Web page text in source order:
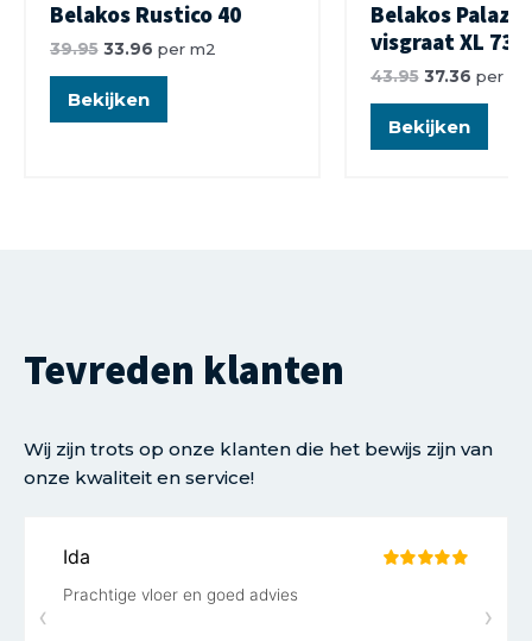
Belakos Rustico 40
39.95 33.96 per m2
Bekijken
Belakos
visgraat XL 73
43.95 37.36 per
Bekijken
Tevreden klanten
Wij zijn trots op onze klanten die het bewijs zijn van
onze kwaliteit en service!